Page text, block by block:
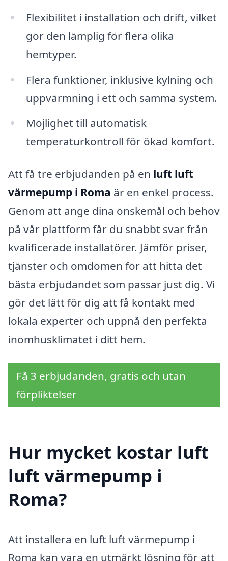
Flexibilitet i installation och drift, vilket
gör den lämplig för flera olika
hemtyper.
Flera funktioner, inklusive kylning och
uppvärmning i ett och samma system.
Möjlighet till automatisk
temperaturkontroll för ökad komfort.
Att få tre erbjudanden på en luft luft
värmepump i Roma är en enkel process.
Genom att ange dina önskemål och behov
på vår plattform får du snabbt svar från
kvalificerade installatörer. Jämför priser,
tjänster och omdömen för att hitta det
bästa erbjudandet som passar just dig. Vi
gör det lätt för dig att få kontakt med
lokala experter och uppnå den perfekta
inomhusklimatet i ditt hem.
Få 3 erbjudanden, gratis och utan
förpliktelser
Hur mycket kostar luft
luft värmepump i
Roma?
Att installera en luft luft värmepump i
Roma kan vara en utmärkt lösning för att